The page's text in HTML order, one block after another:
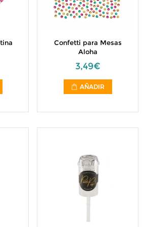
Confetti para Mesas
Aloha
3,49€
AÑADIR